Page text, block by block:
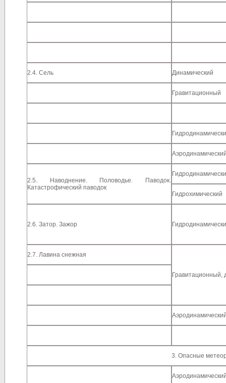
2.4. Сель Динамический
Гравитационный
2.5. Наводнение. Половодье. Паводок.
Катастрофический паводок
Гидрохимический
2.6. Затор. Зажор
2.7. Лавина снежная
Гравитационный,
3. Опасные